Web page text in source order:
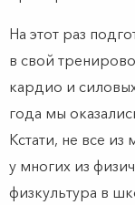
На этот раз
в свой
кардио и
года мы
Кстати, не все
у многих из
физкультура в